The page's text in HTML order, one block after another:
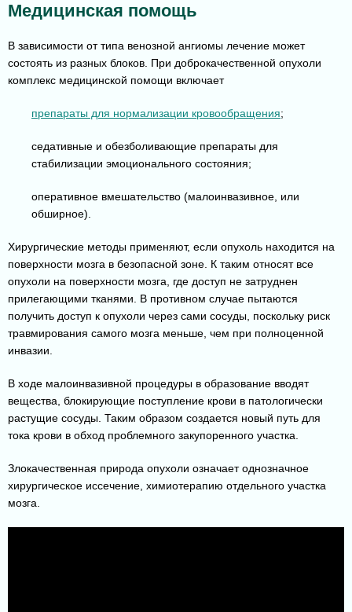
Медицинская помощь
В зависимости от типа венозной ангиомы лечение может
состоять из разных блоков. При доброкачественной опухоли
комплекс медицинской помощи включает
препараты для нормализации кровообращения;
седативные и обезболивающие препараты для
стабилизации эмоционального состояния;
оперативное вмешательство (малоинвазивное, или
обширное).
Хирургические методы применяют, если опухоль находится на
поверхности мозга в безопасной зоне. К таким относят все
опухоли на поверхности мозга, где доступ не затруднен
прилегающими тканями. В противном случае пытаются
получить доступ к опухоли через сами сосуды, поскольку риск
травмирования самого мозга меньше, чем при полноценной
инвазии.
В ходе малоинвазивной процедуры в образование вводят
вещества, блокирующие поступление крови в патологически
растущие сосуды. Таким образом создается новый путь для
тока крови в обход проблемного закупоренного участка.
Злокачественная природа опухоли означает однозначное
хирургическое иссечение, химиотерапию отдельного участка
мозга.